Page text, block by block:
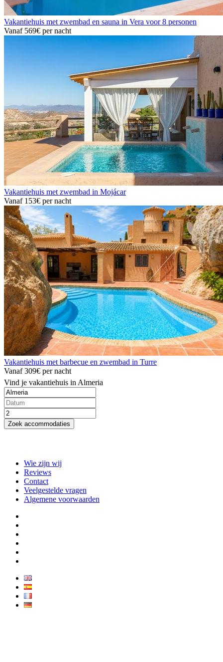
Vakantiehuis met zwembad en sauna in Vera voor 8 personen
Vanaf 569€ per nacht
Vakantiehuis met zwembad in Mojácar
Vanaf 153€ per nacht
Vakantiehuis met barbecue en zwembad in Turre
Vanaf309€ per nacht
Vind je vakantiehuis in Almeria
Zoek accommodaties
Wie zijn wij
Reviews
Contact
Veelgestelde vragen
Algemene voorwaarden